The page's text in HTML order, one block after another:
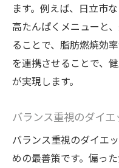
ます。例えば、日立市
高たんぱくメニューと
ることで、脂肪燃焼効
を連携させることで、
が実現します。
バランス重視のダイ
バランス重視のダイエ
めの最善策です。偏っ